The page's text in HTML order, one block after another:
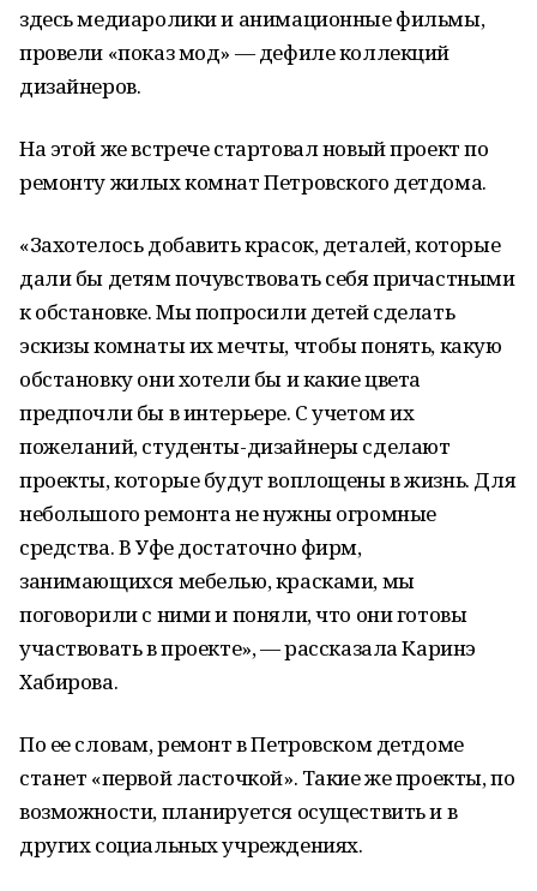
здесь медиаролики и анимационные фильмы,
провели «показ мод» — дефиле коллекций
дизайнеров.
На этой же встрече стартовал новый проект по
ремонту жилых комнат Петровского детдома.
«Захотелось добавить красок, деталей, которые
дали бы детям почувствовать себя причастными
к обстановке. Мы попросили детей сделать
эскизы комнаты их мечты, чтобы понять, какую
обстановку они хотели бы и какие цвета
предпочли бы в интерьере. С учетом их
пожеланий, студенты-дизайнеры сделают
проекты, которые будут воплощены в жизнь. Для
небольшого ремонта не нужны огромные
средства. В Уфе достаточно фирм,
занимающихся мебелью, красками, мы
поговорили с ними и поняли, что они готовы
участвовать в проекте», — рассказала Каринэ
Хабирова.
По ее словам, ремонт в Петровском детдоме
станет «первой ласточкой». Такие же проекты, по
возможности, планируется осуществить и в
других социальных учреждениях.